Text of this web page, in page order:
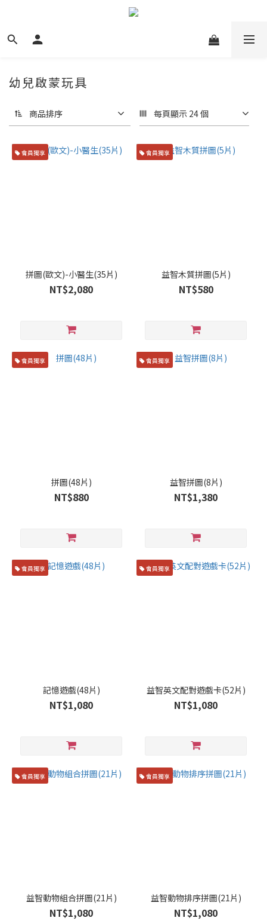
幼兒啟蒙玩具
商品排序 每頁顯示 24 個
會員獨享
拼圖(歐文)-小醫生(35片)
NT$2,080
會員獨享
益智木質拼圖(5片)
NT$580
會員獨享
拼圖(48片)
NT$880
會員獨享
益智拼圖(8片)
NT$1,380
會員獨享
記憶遊戲(48片)
NT$1,080
會員獨享
益智英文配對遊戲卡(52片)
NT$1,080
會員獨享
益智動物組合拼圖(21片)
NT$1,080
會員獨享
益智動物排序拼圖(21片)
NT$1,080